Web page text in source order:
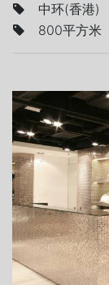
中环(香港)
800平方米